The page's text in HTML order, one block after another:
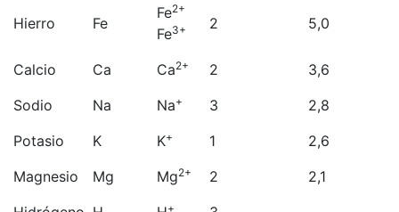
Hierro Fe
Fe2+
Fe3+ 2 5,0
Calcio Ca Ca2+ 2
3,6
Sodio
Na Na+ 3
2,8
Potasio
K K+ 1
2,6
Magnesio
Mg Mg2+ 2
2,1
+